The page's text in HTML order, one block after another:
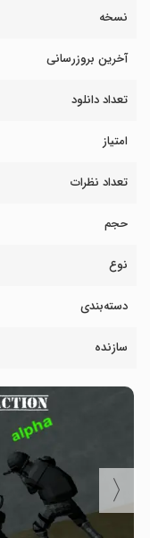
نسخه
آخرین بروزرسانی
تعداد دانلود
امتیاز
تعداد نظرات
حجم
نوع
دسته‌بندی
سازنده
〈